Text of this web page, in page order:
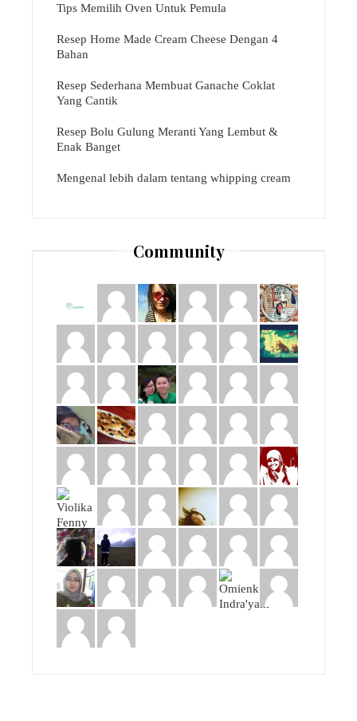
Tips Memilih Oven Untuk Pemula
Resep Home Made Cream Cheese Dengan 4
Bahan
Resep Sederhana Membuat Ganache Coklat
Yang Cantik
Resep Bolu Gulung Meranti Yang Lembut &
Enak Banget
Mengenal lebih dalam tentang whipping cream
Community